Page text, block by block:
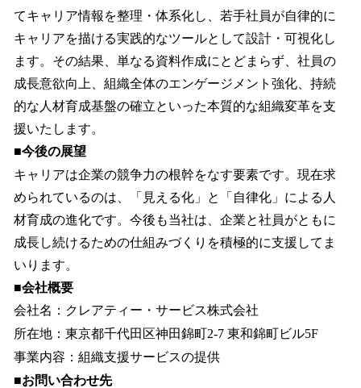
てキャリア情報を整理・体系化し、若手社員が自律的に
キャリアを描ける実践的なツールとして設計・可視化し
ます。その結果、単なる資料作成にとどまらず、社員の
成長意欲向上、組織全体のエンゲージメント強化、持続
的な人材育成基盤の確立といった本質的な組織変革を支
援いたします。
■今後の展望
キャリアは企業の競争力の根幹をなす要素です。現在求
められているのは、「見える化」と「自律化」による人
材育成の進化です。今後も当社は、企業と社員がともに
成長し続けるための仕組みづくりを積極的に支援してま
いります。
■会社概要
会社名：クレアティー・サービス株式会社
所在地：東京都千代田区神田錦町2-7 東和錦町ビル5F
事業内容：組織支援サービスの提供
■お問い合わせ先